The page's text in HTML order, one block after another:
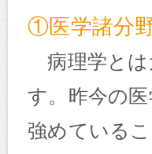
①医学諸分
病理学とは
す。昨今の
強めている